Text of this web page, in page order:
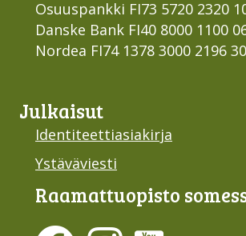
Osuuspankki FI73 5720 2320
Danske Bank FI40 8000 1100
Nordea FI74 1378 3000 2196 30
Julkaisut
Identiteettiasiakirja
Ystäväviesti
Raamattu­opisto